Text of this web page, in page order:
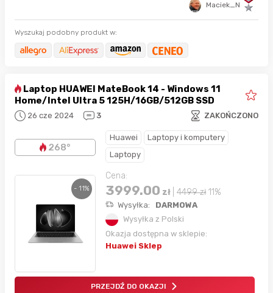
Maciek_N
Wyszukaj podobny produkt w:
Laptop HUAWEI MateBook 14 - Windows 11
Home/Intel Ultra 5 125H/16GB/512GB SSD
26 cze 2024 3 ZAKOŃCZONO
268°
Huawei
Laptopy i komputery
Laptopy
- 11%
Cena:
3999.00 zł 4499zł 11%
Wysyłka:
DARMOWA
Wysyłka z Polski
Okazja dostępna w sklepie:
Huawei Sklep
PRZEJDŹ DO OKAZJI